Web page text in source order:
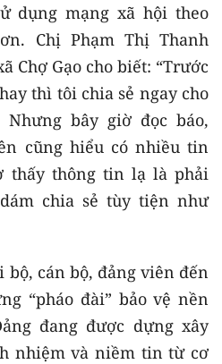
dụng mạng xã hội theo
Chị Phạm Thị Thanh
Chợ Gạo cho biết: “Trước
thì tôi chia sẻ ngay cho
bây giờ đọc báo,
cũng hiểu có nhiều tin
thấy thông tin lạ là phải
chia sẻ tùy tiện như
bộ, cán bộ, đảng viên đến
“pháo đài” bảo vệ nền
đang được dựng xây
nhiệm và niềm tin từ cơ